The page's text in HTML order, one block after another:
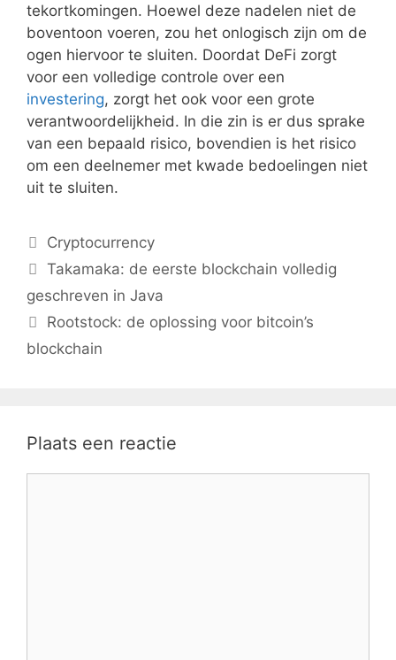
tekortkomingen. Hoewel deze nadelen niet de
boventoon voeren, zou het onlogisch zijn om de
ogen hiervoor te sluiten. Doordat DeFi zorgt
voor een volledige controle over een
investering, zorgt het ook voor een grote
verantwoordelijkheid. In die zin is er dus sprake
van een bepaald risico, bovendien is het risico
om een deelnemer met kwade bedoelingen niet
uit te sluiten.
Categorieën
Cryptocurrency
Takamaka: de eerste blockchain volledig
geschreven in Java
Rootstock: de oplossing voor bitcoin’s
blockchain
Plaats een reactie